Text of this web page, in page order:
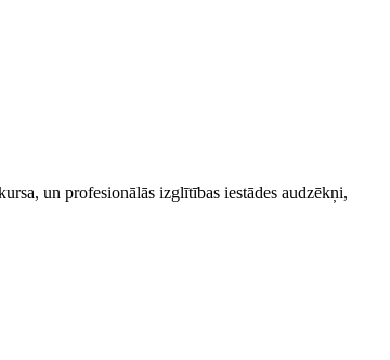
un profesionālās izglītības iestādes audzēkņi,